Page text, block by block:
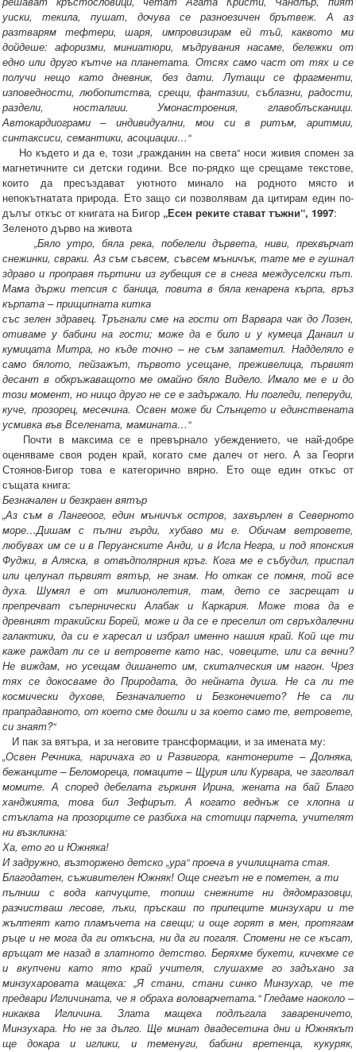
уиски, текила, пушат, дочува се разноезичен брътвеж. А аз
разтварям тефтери, шаря, импровизирам ей тъй, каквото ми
дойдеше: афоризми, миниатюри, мъдрувания насаме, бележки от
едно или друго кътче на планетата. Отсях само част от тях и се
получи нещо като дневник, без дати. Лутащи се фрагменти,
изповедности, любопитства, срещи, фантазии, съблазни, радости,
раздели, носталгии. Умонастроения, главоблъсканици.
Автокардиограми – индивидуални, мои си в ритъм, аритмии,
синтаксиси, семантики, асоциации…“
Но където и да е, този „гражданин на света“ носи живия спомен за
магнетичните си детски години. Все по-рядко ще срещаме текстове,
които да пресъздават уютното минало на родното място и
непокътнатата природа. Ето защо си позволявам да цитирам един по-
дълъг откъс от книгата на Бигор „Есен реките стават тъжни“, 1997:
Зеленото дърво на живота
„Бяло утро, бяла река, побелели дървета, ниви, прехвърчат
снежинки, свраки. Аз съм съвсем, съвсем мъничък, тате ме е гушнал
здраво и проправя пъртини из губещия се в снега междуселски път.
Мама държи тепсия с баница, повита в бяла кенарена кърпа, връз
кърпата – прищипната китка
със зелен здравец. Тръгнали сме на гости от Варвара чак до Лозен,
отиваме у бабини на гости; може да е било и у кумеца Данаил и
кумицата Митра, но къде точно – не съм запаметил. Надделяло е
само бялото, пейзажът, първото усещане, преживелица, първият
десант в обкръжаващото ме омайно бяло Видело. Имало ме е и до
този момент, но нищо друго не се е задържало. Ни погледи, пеперуди,
куче, прозорец, месечина. Освен може би Слънцето и единствената
усмивка във Вселената, мамината…“
Почти в максима се е превърнало убеждението, че най-добре
оценяваме своя роден край, когато сме далеч от него. А за Георги
Стоянов-Бигор това е категорично вярно. Ето още един откъс от
същата книга:
Безначален и безкраен вятър
„Аз съм в Лангеоог, един мъничък остров, захвърлен в Северното
море…Дишам с пълни гърди, хубаво ми е. Обичам ветровете,
любувах им се и в Перуанските Анди, и в Исла Негра, и под японския
Фуджи, в Аляска, в отвъдполярния кръг. Кога ме е събудил, приспал
или целунал първият вятър, не знам. Но откак се помня, той все
духа. Шумял е от милионолетия, там, дето се засрещат и
препречват съпернически Алабак и Каркария. Може това да е
древният тракийски Борей, може и да се е преселил от свръхдалечни
галактики, да си е харесал и избрал именно нашия край. Кой ще ти
каже раждат ли се и ветровете като нас, човеците, или са вечни?
Не виждам, но усещам дишането им, скиталческия им нагон. Чрез
тях се докосваме до Природата, до нейната душа. Не са ли те
космически духове, Безначалието и Безконечието? Не са ли
прапрадавното, от което сме дошли и за което само те, ветровете,
си знаят?“
И пак за вятъра, и за неговите трансформации, и за имената му:
„Освен Речника, наричаха го и Развигора, кантонерите – Долняка,
бежанците – Беломореца, помаците – Щурия или Курвара, че заголвал
момите. А според дебелата гъркиня Ирина, жената на бай Благо
ханджията, това бил Зефирът. А когато веднъж се хлопна и
стъклата на прозорците се разбиха на стотици парчета, учителят
ни възкликна:
Ха, ето го и Южняка!
И задружно, възторжено детско „ура“ проеча в училищната стая.
Благодатен, съживителен Южняк! Още снегът не е пометен, а ти
пълниш с вода капчуците, топиш снежните ни дядомразовци,
разчистваш лесове, лъки, пръскаш по припеците минзухари и те
жълтеят като пламъчета на свещи; и още горят в мен, протягам
ръце и не мога да ги откъсна, ни да ги погаля. Спомени не се късат,
връщат ме назад в златното детство. Беряхме букети, кичехме се
и вкупчени като ято край учителя, слушахме го задъхано за
минзухаровата мащеха: „Я стани, стани синко Минзухар, че те
предвари Игличината, че я обраха воловарчетата.“ Гледаме наоколо –
никаква Игличина. Злата мащеха подлъгала завареничето,
Минзухара. Но не за дълго. Ще минат двадесетина дни и Южнякът
ще докара и иглики, и теменуги, бабини вретенца, кукуряк,